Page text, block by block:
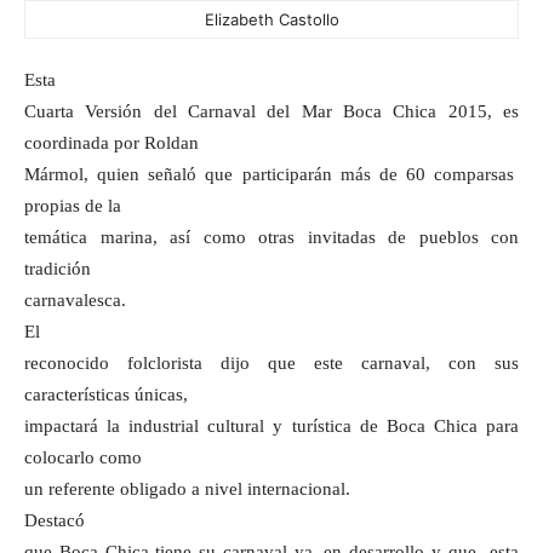
Elizabeth Castollo
Esta
Cuarta Versión del Carnaval del Mar Boca Chica 2015, es
coordinada por Roldan
Mármol, quien señaló que participarán más de 60 comparsas
propias de la
temática marina, así como otras invitadas de pueblos con
tradición
carnavalesca.
El
reconocido folclorista dijo que este carnaval, con sus
características únicas,
impactará la industrial cultural y turística de Boca Chica para
colocarlo como
un referente obligado a nivel internacional.
Destacó